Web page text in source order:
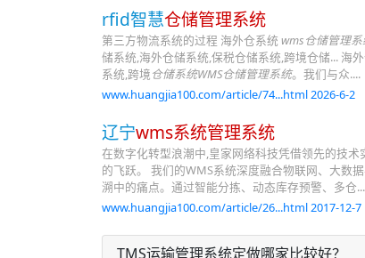
rfid智慧仓储管理系统
第三方物流系统的过程 海外仓系统 wms仓储管理
储系统,海外仓储系统,保税仓储系统,跨境仓储... 海
系统,跨境仓储系统WMS仓储管理系统。我们与众....
www.huangjia100.com/article/74...html 2026-6-2
辽宁wms系统管理系统
在数字化转型浪潮中,皇家网络科技凭借领先的技
的飞跃。 我们的WMS系统深度融合物联网、大数
溯中的痛点。通过智能分拣、动态库存预警、多仓...
www.huangjia100.com/article/26...html 2017-12-7
TMS运输管理系统定做哪家比较好？